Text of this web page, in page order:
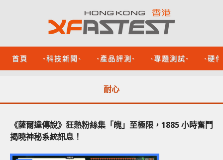
首頁 -科技新聞- -產品評測- -專題測試- -硬
耐心
《薩爾達傳說》狂熱粉絲集「魄」至極限，1885 小時奮鬥
揭曉神秘系統訊息！